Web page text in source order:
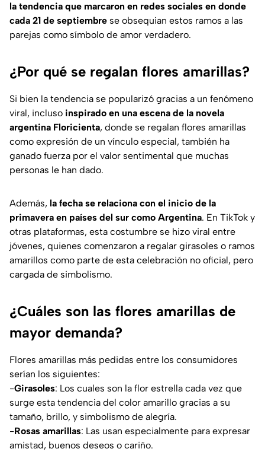
la tendencia que marcaron en redes sociales en donde
cada 21 de septiembre se obsequian estos ramos a las
parejas como símbolo de amor verdadero.
¿Por qué se regalan flores amarillas?
Si bien la tendencia se popularizó gracias a un fenómeno
viral, incluso inspirado en una escena de la novela
argentina Floricienta, donde se regalan flores amarillas
como expresión de un vínculo especial, también ha
ganado fuerza por el valor sentimental que muchas
personas le han dado.
Además, la fecha se relaciona con el inicio de la
primavera en países del sur como Argentina. En TikTok y
otras plataformas, esta costumbre se hizo viral entre
jóvenes, quienes comenzaron a regalar girasoles o ramos
amarillos como parte de esta celebración no oficial, pero
cargada de simbolismo.
¿Cuáles son las flores amarillas de
mayor demanda?
Flores amarillas más pedidas entre los consumidores
serían los siguientes:
-Girasoles: Los cuales son la flor estrella cada vez que
surge esta tendencia del color amarillo gracias a su
tamaño, brillo, y simbolismo de alegría.
-Rosas amarillas: Las usan especialmente para expresar
amistad, buenos deseos o cariño.